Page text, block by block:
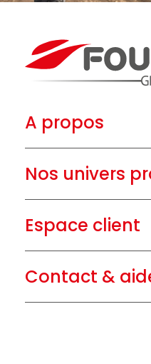
A propos
Nos univers
Espace client
Contact &